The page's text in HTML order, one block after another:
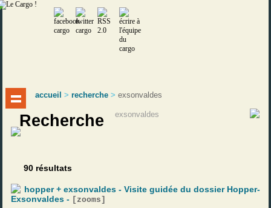
accueil >recherche>exsonvaldes
Recherche
90 résultats
hopper + exsonvaldes - Visite guidée du dossier Hopper-
Exsonvaldes - [ zooms ]